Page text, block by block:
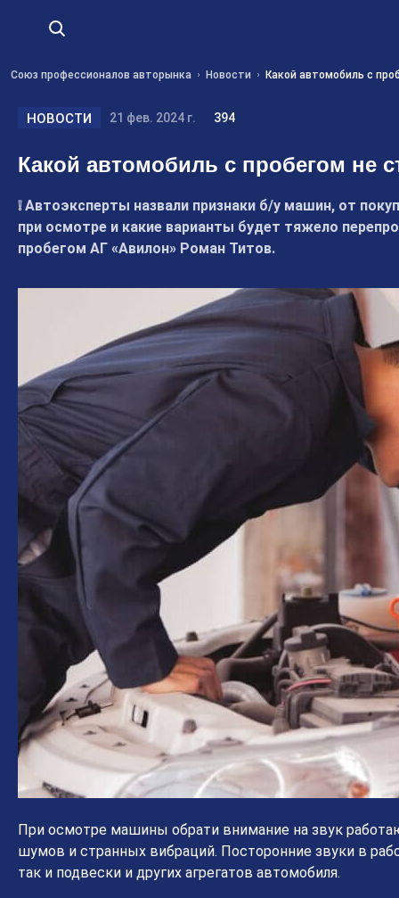
Союз профессионалов авторынка Новости Какой автомобиль с
НОВОСТИ 21 фев. 2024 г. 394
Какой автомобиль с пробегом не
❕ Автоэксперты назвали признаки б/у машин, от
при осмотре и какие варианты будет тяжело
пробегом АГ «Авилон» Роман Титов.
При осмотре машины обрати внимание на звук
шумов и странных вибраций. Посторонние звуки в
так и подвески и других агрегатов автомобиля.